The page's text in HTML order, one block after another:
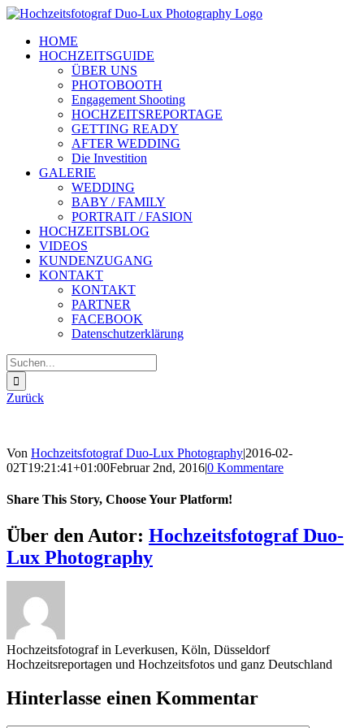
Zum
springenHOME
HOCHZEITSGUIDE
ÜBER UNS
PHOTOBOOTH
Engagement Shooting
HOCHZEITSREPORTAGE
GETTING READY
AFTER WEDDING
Die Investition
GALERIE
WEDDING
BABY / FAMILY
PORTRAIT / FASION
HOCHZEITSBLOG
VIDEOS
KUNDENZUGANG
KONTAKT
KONTAKT
PARTNER
FACEBOOK
Datenschutzerklärung
Suche
nach:
Zurück
Von Hochzeitsfotograf Duo-Lux Photography|2016-02-
02T19:21:41+01:00Februar 2nd, 2016|0 Kommentare
Share This Story, Choose Your Platform!
Sharing_facebook
Sharing_twitter
Sharing_reddit
Über den Autor: Hochzeitsfotograf Duo-
Lux Photography
Hochzeitsfotograf in Leverkusen, Köln, Düsseldorf
Hochzeitsreportagen und Hochzeitsfotos und ganz Deutschland
Hinterlasse einen Kommentar